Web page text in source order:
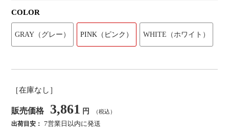
COLOR
GRAY（グレー） PINK（ピンク） WHITE（ホワイト）
［在庫なし］
販売価格 3,861 円 （税込）
出荷目安： 7営業日以内に発送